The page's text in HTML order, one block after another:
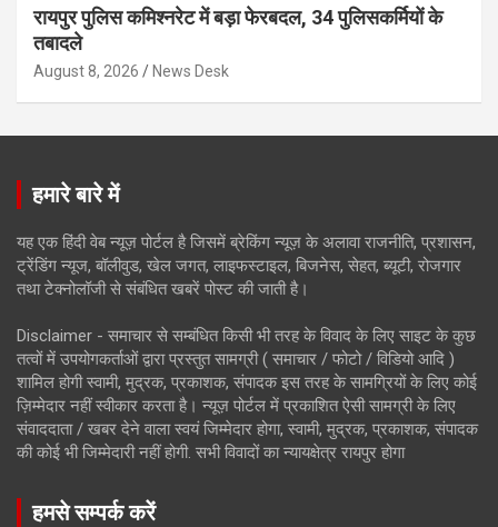
रायपुर पुलिस कमिश्नरेट में बड़ा फेरबदल, 34 पुलिसकर्मियों के
तबादले
August 8, 2026 News Desk
हमारे बारे में
यह एक हिंदी वेब न्यूज़ पोर्टल है जिसमें ब्रेकिंग न्यूज़ के अलावा राजनीति, प्रशासन,
ट्रेंडिंग न्यूज, बॉलीवुड, खेल जगत, लाइफस्टाइल, बिजनेस, सेहत, ब्यूटी, रोजगार
तथा टेक्नोलॉजी से संबंधित खबरें पोस्ट की जाती है।
Disclaimer - समाचार से सम्बंधित किसी भी तरह के विवाद के लिए साइट के कुछ
तत्वों में उपयोगकर्ताओं द्वारा प्रस्तुत सामग्री ( समाचार / फोटो / विडियो आदि )
शामिल होगी स्वामी, मुद्रक, प्रकाशक, संपादक इस तरह के सामग्रियों के लिए कोई
ज़िम्मेदार नहीं स्वीकार करता है। न्यूज़ पोर्टल में प्रकाशित ऐसी सामग्री के लिए
संवाददाता / खबर देने वाला स्वयं जिम्मेदार होगा, स्वामी, मुद्रक, प्रकाशक, संपादक
की कोई भी जिम्मेदारी नहीं होगी. सभी विवादों का न्यायक्षेत्र रायपुर होगा
हमसे सम्पर्क करें